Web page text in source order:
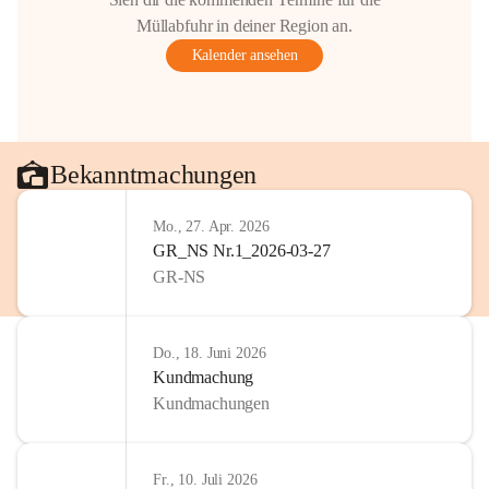
Müllabfuhr in deiner Region an.
Kalender ansehen
Bekanntmachungen
Mo., 27. Apr. 2026
GR_NS Nr.1_2026-03-27
GR-NS
Do., 18. Juni 2026
Kundmachung
Kundmachungen
Fr., 10. Juli 2026